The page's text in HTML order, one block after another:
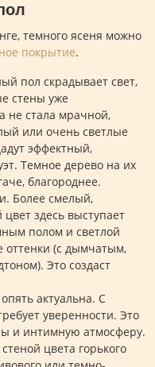
темного ясеня можно
покрытие.
пол скрадывает свет,
стены уже
не стала мрачной,
или очень светлые
эффектный,
Темное дерево на их
благороднее.
Более смелый,
здесь выступает
полом и светлой
(с дымчатым,
Это создаст
актуальна. С
уверенности. Это
и интимную атмосферу.
цвета горького